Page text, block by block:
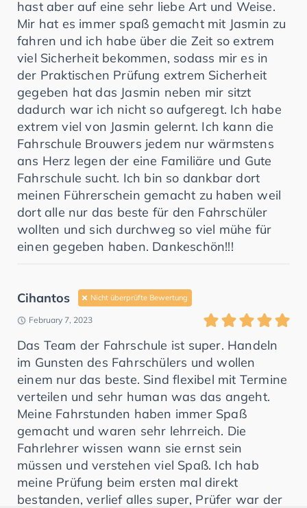
hast aber auf eine sehr liebe Art und Weise.
Mir hat es immer spaß gemacht mit Jasmin zu
fahren und ich habe über die Zeit so extrem
viel Sicherheit bekommen, sodass mir es in
der Praktischen Prüfung extrem Sicherheit
gegeben hat das Jasmin neben mir sitzt
dadurch war ich nicht so aufgeregt. Ich habe
extrem viel von Jasmin gelernt. Ich kann die
Fahrschule Brouwers jedem nur wärmstens
ans Herz legen der eine Familiäre und Gute
Fahrschule sucht. Ich bin so dankbar dort
meinen Führerschein gemacht zu haben weil
dort alle nur das beste für den Fahrschüler
wollten und sich durchweg so viel mühe für
einen gegeben haben. Dankeschön!!!
Cihantos Nicht überprüfte Bewertung
February 7, 2023
Das Team der Fahrschule ist super. Handeln
im Gunsten des Fahrschülers und wollen
einem nur das beste. Sind flexibel mit Termine
verteilen und sehr human was das angeht.
Meine Fahrstunden haben immer Spaß
gemacht und waren sehr lehrreich. Die
Fahrlehrer wissen wann sie ernst sein
müssen und verstehen viel Spaß. Ich hab
meine Prüfung beim ersten mal direkt
bestanden, verlief alles super, Prüfer war der